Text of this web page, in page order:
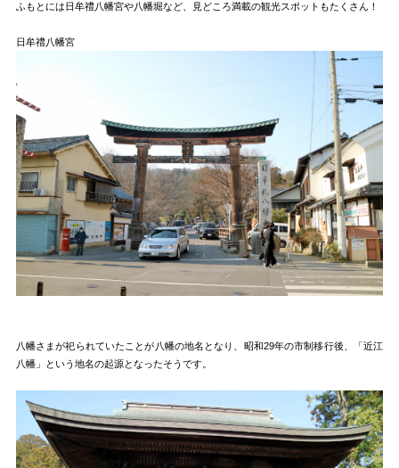
ふもとには日牟禮八幡宮や八幡堀など、見どころ満載の観光スポットもたくさん！
日牟禮八幡宮
八幡さまが祀られていたことが八幡の地名となり、昭和29年の市制移行後、「近江
八幡」という地名の起源となったそうです。